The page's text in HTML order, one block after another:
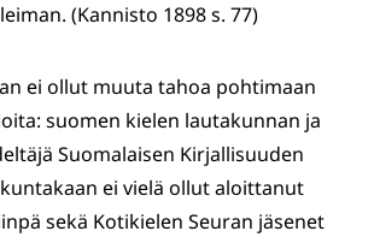
(Kannisto 1898 s. 77)
ei ollut muuta tahoa pohtimaan
suomen kielen lautakunnan ja
Suomalaisen Kirjallisuuden
ei vielä ollut aloittanut
sekä Kotikielen Seuran jäsenet